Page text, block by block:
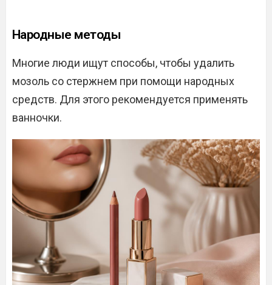
Народные методы
Многие люди ищут способы, чтобы удалить
мозоль со стержнем при помощи народных
средств. Для этого рекомендуется применять
ванночки.